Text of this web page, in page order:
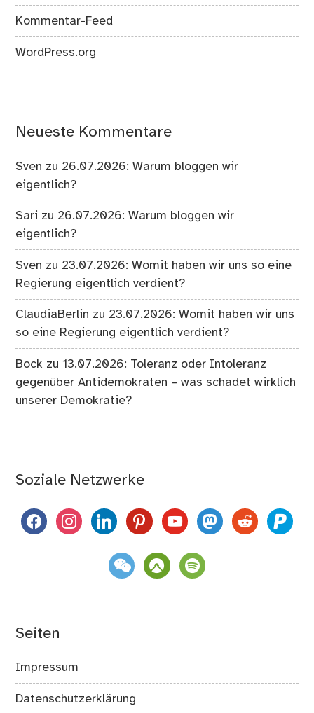
Kommentar-Feed
WordPress.org
Neueste Kommentare
Sven zu 26.07.2026: Warum bloggen wir
eigentlich?
Sari zu 26.07.2026: Warum bloggen wir
eigentlich?
Sven zu 23.07.2026: Womit haben wir uns so eine
Regierung eigentlich verdient?
ClaudiaBerlin zu 23.07.2026: Womit haben wir uns
so eine Regierung eigentlich verdient?
Bock zu13.07.2026: Toleranz oder Intoleranz
gegenüber Antidemokraten – was schadet wirklich
unserer Demokratie?
Soziale Netzwerke
facebookinstagramlinkedinpinterestyoutubemastodon
reddit paypal
weixin komootspotify
Seiten
Impressum
Datenschutzerklärung